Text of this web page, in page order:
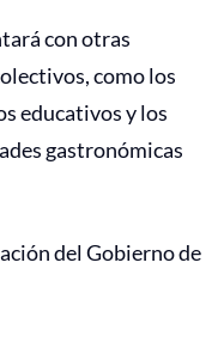
con otras
como los
educativos y los
gastronómicas
del Gobierno de